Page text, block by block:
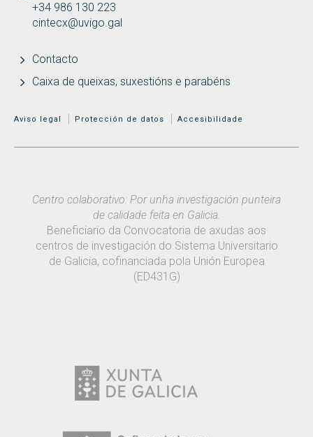
+34 986 130 223
cintecx@uvigo.gal
Contacto
Caixa de queixas, suxestións e parabéns
MENÚ ADICIONAL
Aviso legal Protección de datos Accesibilidade
Centro colaborativo: Por unha investigación punteira
de calidade feita en Galicia.
Beneficiario da Convocatoria de axudas aos
centros de investigación do Sistema Universitario
de Galicia, cofinanciada pola Unión Europea
(ED431G)